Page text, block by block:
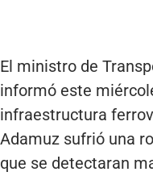
El ministro de
informó este
infraestructura
Adamuz sufrió una
que se detectaran